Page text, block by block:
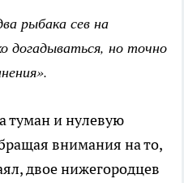
рыбака сев на
догадываться, но точно
туман и нулевую
внимания на то,
двое нижегородцев